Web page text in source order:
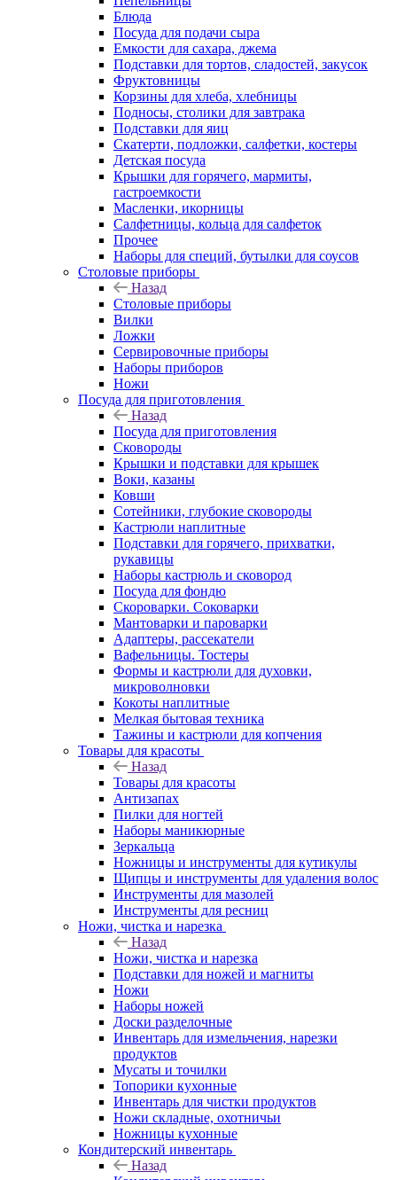
Блюда
Посуда для подачи сыра
Емкости для сахара, джема
Подставки для тортов, сладостей, закусок
Фруктовницы
Корзины для хлеба, хлебницы
Подносы, столики для завтрака
Подставки для яиц
Скатерти, подложки, салфетки, костеры
Детская посуда
Крышки для горячего, мармиты,
гастроемкости
Масленки, икорницы
Салфетницы, кольца для салфеток
Прочее
Наборы для специй, бутылки для соусов
Столовые приборы
Назад
Столовые приборы
Вилки
Ложки
Сервировочные приборы
Наборы приборов
Ножи
Посуда для приготовления
Назад
Посуда для приготовления
Сковороды
Крышки и подставки для крышек
Воки, казаны
Ковши
Сотейники, глубокие сковороды
Кастрюли наплитные
Подставки для горячего, прихватки,
рукавицы
Наборы кастрюль и сковород
Посуда для фондю
Скороварки. Соковарки
Мантоварки и пароварки
Адаптеры, рассекатели
Вафельницы. Тостеры
Формы и кастрюли для духовки,
микроволновки
Кокоты наплитные
Мелкая бытовая техника
Тажины и кастрюли для копчения
Товары для красоты
Назад
Товары для красоты
Антизапах
Пилки для ногтей
Наборы маникюрные
Зеркальца
Ножницы и инструменты для кутикулы
Щипцы и инструменты для удаления волос
Инструменты для мазолей
Инструменты для ресниц
Ножи, чистка и нарезка
Назад
Ножи, чистка и нарезка
Подставки для ножей и магниты
Ножи
Наборы ножей
Доски разделочные
Инвентарь для измельчения, нарезки
продуктов
Мусаты и точилки
Топорики кухонные
Инвентарь для чистки продуктов
Ножи складные, охотничьи
Ножницы кухонные
Кондитерский инвентарь
Назад